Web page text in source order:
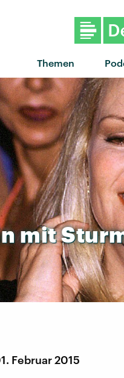
Themen
mit
Februar 2015